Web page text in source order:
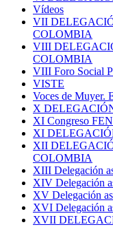
Vídeos
VII
COLOMBIA
VIII
COLOMBIA
VIII Foro Social
VISTE
Voces de Muyer.
X
XI Congreso
XI
XII
COLOMBIA
XIII Delegación
XIV Delegación
XV Delegación
XVI Delegación
XVII